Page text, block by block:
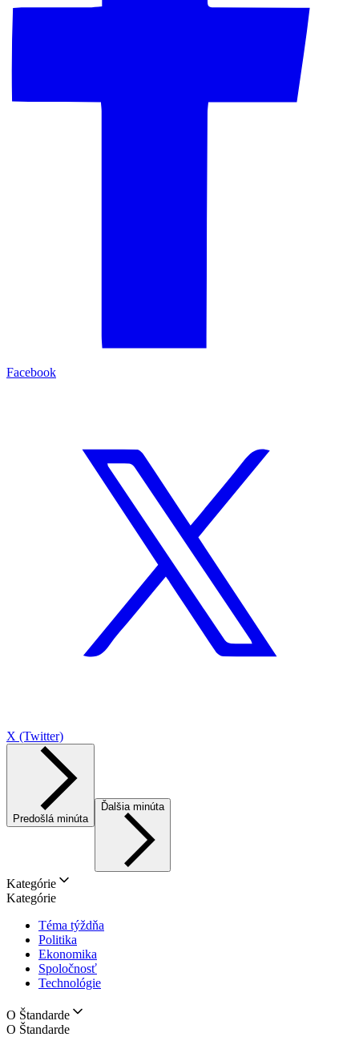
Facebook
X (Twitter)
Predošlá minúta
Ďalšia minúta
Kategórie
Kategórie
Téma týždňa
Politika
Ekonomika
Spoločnosť
Technológie
O Štandarde
O Štandarde